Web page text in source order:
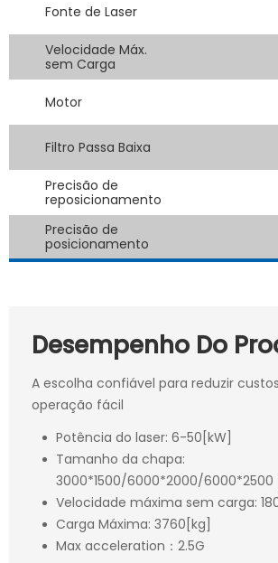
Fonte de Laser
Velocidade Máx.
sem Carga
Motor
Filtro Passa Baixa
Precisão de
reposicionamento
Precisão de
posicionamento
Desempenho Do
A escolha confiável para reduzir
operação fácil
Potência do laser: 6-50[kW]
Tamanho da chapa:
3000*1500/6000*2000/6000*2500
Velocidade máxima sem carga:
Carga Máxima: 3760[kg]
Max acceleration：2.5G